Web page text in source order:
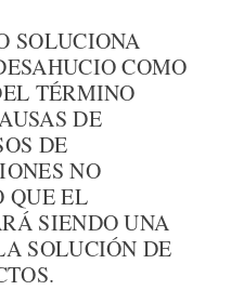
SOLUCIONA
COMO
TÉRMINO
DE
DE
NO
QUE EL
SIENDO UNA
SOLUCIÓN DE